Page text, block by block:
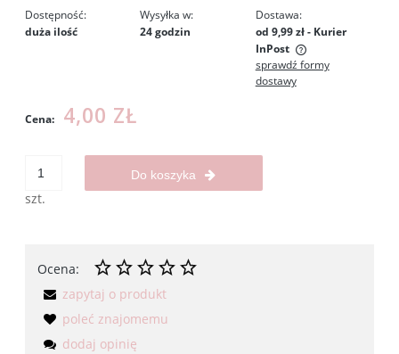
Dostępność:
duża ilość
Wysyłka w:
24 godzin
Dostawa:
od 9,99 zł- Kurier
InPost
Cena nie zawiera ewentualnych kosztów płatności
sprawdź formy
dostawy
Cena: 4,00 ZŁ
szt.
Do koszyka
Ocena:
zapytaj o produkt
poleć znajomemu
dodaj opinię